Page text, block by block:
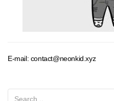
E-mail: contact@neonkid.xyz